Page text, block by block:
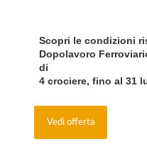
Scopri le condizioni
Dopolavoro
di
4 crociere, fino al 31
Vedi offerta